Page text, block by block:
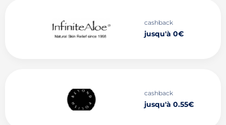
cashback
jusqu'à 0€
cashback
jusqu'à 0.55€